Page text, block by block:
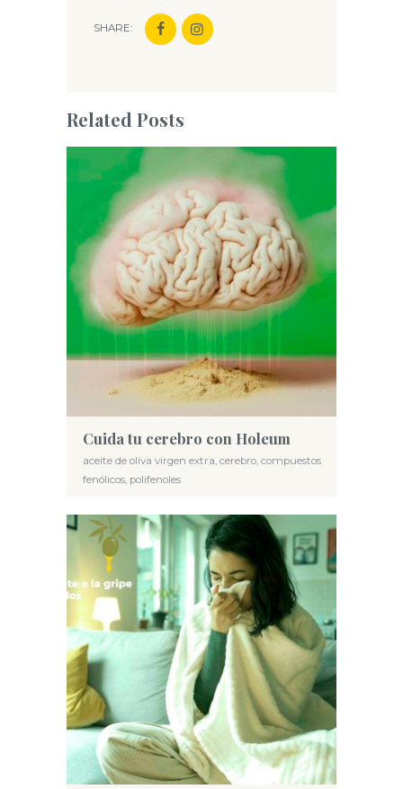
SHARE:
Related Posts
Cuida tu cerebro con Holeum
aceite de oliva virgen extra cerebro, compuestos
fenólicos, polifenoles